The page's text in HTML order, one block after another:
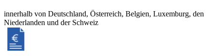
innerhalb von Deutschland, Österreich, Belgien, Luxemburg, den
Niederlanden und der Schweiz